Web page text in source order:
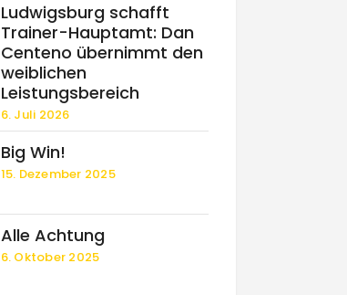
Ludwigsburg schafft
Trainer-Hauptamt: Dan
Centeno übernimmt den
weiblichen
Leistungsbereich
6. Juli 2026
Big Win!
15. Dezember 2025
Alle Achtung
6. Oktober 2025